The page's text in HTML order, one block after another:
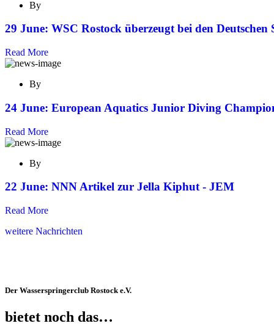
By
29 June: WSC Rostock überzeugt bei den
Read More
By
24 June: European Aquatics Junior Diving
Read More
By
22 June: NNN Artikel zur Jella Kiphut - JEM
Read More
weitere Nachrichten
Der Wasserspringerclub Rostock e.V.
bietet noch das…